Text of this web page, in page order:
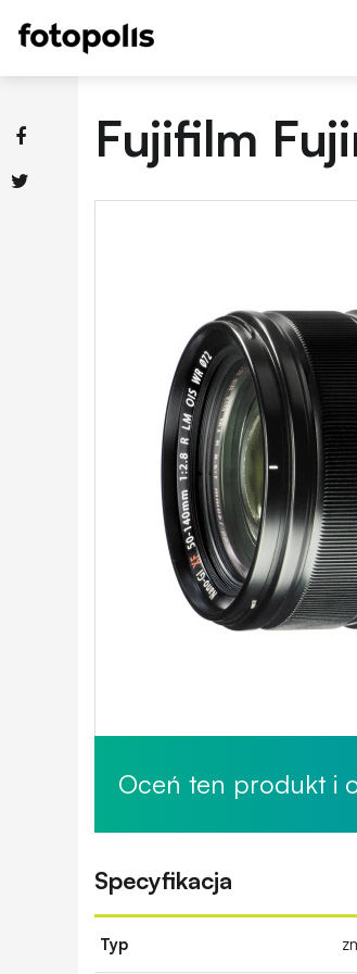
Fujifilm
Oceń ten produkt i
Specyfikacja
Typ